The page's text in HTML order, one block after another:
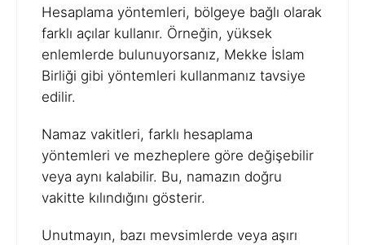
Hesaplama yöntemleri, bölgeye bağlı olarak
farklı açılar kullanır. Örneğin, yüksek
enlemlerde bulunuyorsanız, Mekke İslam
Birliği gibi yöntemleri kullanmanız tavsiye
edilir.
Namaz vakitleri, farklı hesaplama
yöntemleri ve mezheplere göre değişebilir
veya aynı kalabilir. Bu, namazın doğru
vakitte kılındığını gösterir.
Unutmayın, bazı mevsimlerde veya aşırı